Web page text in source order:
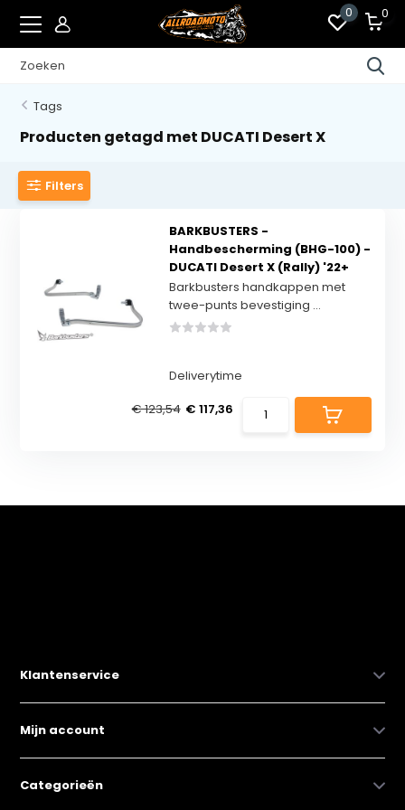
0 0
Tags
Producten getagd met DUCATI Desert X
Filters
BARKBUSTERS -
Handbescherming (BHG-100) -
DUCATI Desert X (Rally) '22+
Barkbusters handkappen met
twee-punts bevestiging ...
Deliverytime
€ 123,54 € 117,36
Klantenservice
Mijn account
Categorieën